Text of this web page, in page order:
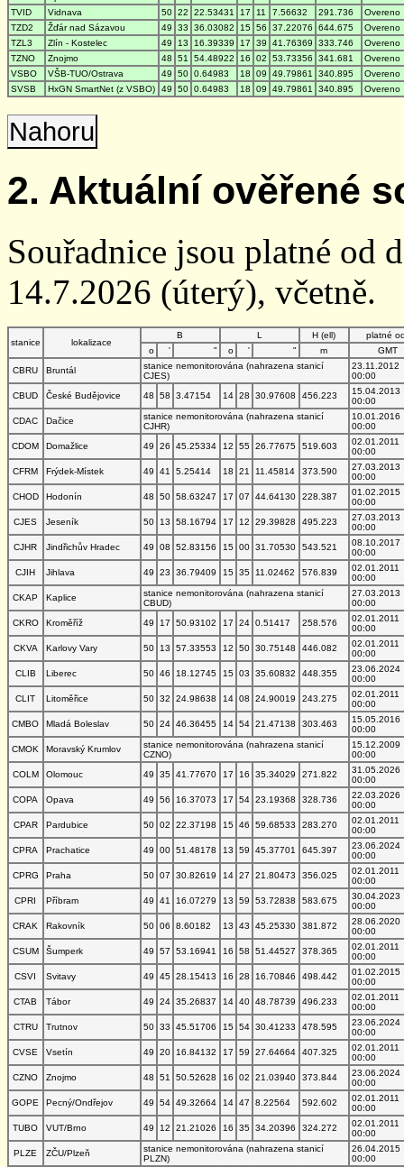
TVID
Vidnava 50 22 22.53431 17 11 7.56632 291.736
Overeno
TZD2
Žďár nad Sázavou 49 33 36.03082 15 56 37.22076 644.675
Overeno
TZL3
Zlín - Kostelec 49 13 16.39339 17 39 41.76369 333.746
Overeno
TZNO
Znojmo 48 51 54.48922 16 02 53.73356 341.681
Overeno
VSBO
VŠB-TUO/Ostrava 49 50 0.64983 18 09 49.79861 340.895
Overeno
SVSB
HxGN SmartNet (z VSBO) 49 50 0.64983 18 09 49.79861 340.895 Overeno
Nahoru
2. Aktuální ověřené
Souřadnice jsou platné od
14.7.2026 (úterý), včetně.
stanice lokalizace
B L H (ell)
platné
o
' " o ' " m
GMT
CBRU
Bruntál
stanice nemonitorována (nahrazena stanicí
CJES)
23.11.2012
00:00
CBUD
České Budějovice 48 58 3.47154 14 28 30.97608 456.223
15.04.2013
00:00
CDAC
Dačice
stanice nemonitorována (nahrazena stanicí
CJHR)
10.01.2016
00:00
CDOM
Domažlice 49 26 45.25334 12 55 26.77675 519.603
02.01.2011
00:00
CFRM
Frýdek-Místek 49 41 5.25414 18 21 11.45814 373.590
27.03.2013
00:00
CHOD
Hodonín 48 50 58.63247 17 07 44.64130 228.387
01.02.2015
00:00
CJES
Jeseník 50 13 58.16794 17 12 29.39828 495.223
27.03.2013
00:00
CJHR
Jindřichův Hradec 49 08 52.83156 15 00 31.70530 543.521
08.10.2017
00:00
CJIH
Jihlava 49 23 36.79409 15 35 11.02462 576.839
02.01.2011
00:00
CKAP
Kaplice
stanice nemonitorována (nahrazena stanicí
CBUD)
27.03.2013
00:00
CKRO
Kroměříž 49 17 50.93102 17 24 0.51417 258.576
02.01.2011
00:00
CKVA
Karlovy Vary 50 13 57.33553 12 50 30.75148 446.082
02.01.2011
00:00
CLIB
Liberec 50 46 18.12745 15 03 35.60832 448.355
23.06.2024
00:00
CLIT
Litoměřice 50 32 24.98638 14 08 24.90019 243.275
02.01.2011
00:00
CMBO
Mladá Boleslav 50 24 46.36455 14 54 21.47138 303.463
15.05.2016
00:00
CMOK
Moravský Krumlov
stanice nemonitorována (nahrazena stanicí
CZNO)
15.12.2009
00:00
COLM
Olomouc 49 35 41.77670 17 16 35.34029 271.822
31.05.2026
00:00
COPA
Opava 49 56 16.37073 17 54 23.19368 328.736
22.03.2026
00:00
CPAR
Pardubice 50 02 22.37198 15 46 59.68533 283.270
02.01.2011
00:00
CPRA
Prachatice 49 00 51.48178 13 59 45.37701 645.397
23.06.2024
00:00
CPRG
Praha 50 07 30.82619 14 27 21.80473 356.025
02.01.2011
00:00
CPRI
Příbram 49 41 16.07279 13 59 53.72838 583.675
30.04.2023
00:00
CRAK
Rakovník 50 06 8.60182 13 43 45.25330 381.872
28.06.2020
00:00
CSUM
Šumperk 49 57 53.16941 16 58 51.44527 378.365
02.01.2011
00:00
CSVI
Svitavy 49 45 28.15413 16 28 16.70846 498.442
01.02.2015
00:00
CTAB
Tábor 49 24 35.26837 14 40 48.78739 496.233
02.01.2011
00:00
CTRU
Trutnov 50 33 45.51706 15 54 30.41233 478.595
23.06.2024
00:00
CVSE
Vsetín 49 20 16.84132 17 59 27.64664 407.325
02.01.2011
00:00
CZNO
Znojmo 48 51 50.52628 16 02 21.03940 373.844
23.06.2024
00:00
GOPE
Pecný/Ondřejov 49 54 49.32664 14 47 8.22564 592.602
02.01.2011
00:00
TUBO
VUT/Brno 49 12 21.21026 16 35 34.20396 324.272
02.01.2011
00:00
PLZE
ZČU/Plzeň
stanice nemonitorována (nahrazena stanicí
PLZN)
26.04.2015
00:00